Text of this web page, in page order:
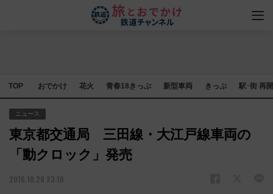
TOP おでかけ 花火 青春18きっぷ 新型車両 きっぷ 駅･街 再
ニュース
東京都交通局 三田線・大江戸線車両の
「動クロック」発売
2016.10.28 23:10